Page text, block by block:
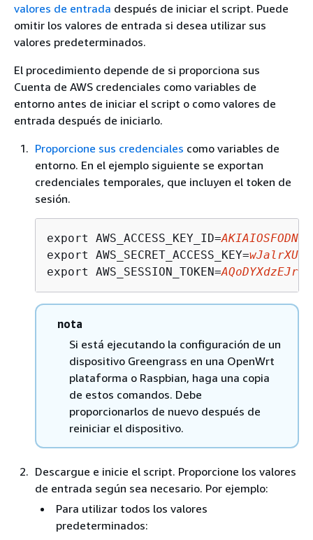
valores de entrada después de iniciar el script. Puede
omitir los valores de entrada si desea utilizar sus
valores predeterminados.
El procedimiento depende de si proporciona sus
Cuenta de AWS credenciales como variables de
entorno antes de iniciar el script o como valores de
entrada después de iniciarlo.
Proporcione sus credenciales como variables de
entorno. En el ejemplo siguiente se exportan
credenciales temporales, que incluyen el token de
sesión.
export AWS_ACCESS_KEY_ID=
export AWS_SECRET_ACCESS_KEY=
export AWS_SESSION_TOKEN=
nota
Si está ejecutando la configuración de un
dispositivo Greengrass en una OpenWrt
plataforma o Raspbian, haga una copia
de estos comandos. Debe
proporcionarlos de nuevo después de
reiniciar el dispositivo.
Descargue e inicie el script. Proporcione los valores
de entrada según sea necesario. Por ejemplo:
Para utilizar todos los valores
predeterminados: